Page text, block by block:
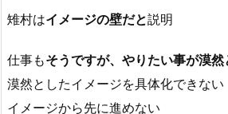
雉村はイメージの壁だと説明
仕事もそうですが、やりたい事が漠然
漠然としたイメージを具体化できない
イメージから先に進めない